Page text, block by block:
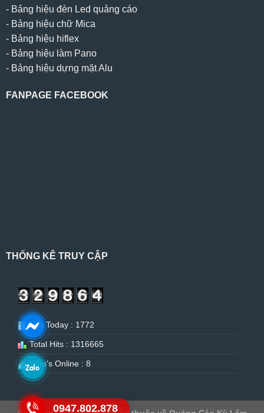
- Bảng hiệu đèn Led quảng cáo
- Bảng hiệu chữ Mica
- Bảng hiệu hiflex
- Bảng hiệu làm Pano
- Bảng hiệu dựng mặt Alu
FANPAGE FACEBOOK
THỐNG KÊ TRUY CẬP
Hits Today : 1772
Total Hits : 1316665
Who's Online : 8
0947.802.878